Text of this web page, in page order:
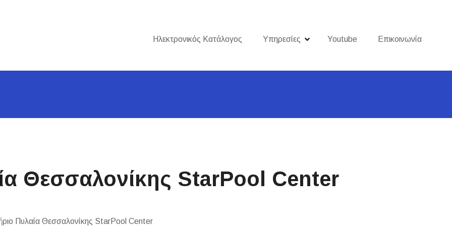
Ηλεκτρονικός Κατάλογος Υπηρεσίες Youtube Επικοινωνία
Θεσσαλονίκης StarPool Center
Πυλαία Θεσσαλονίκης StarPool Center